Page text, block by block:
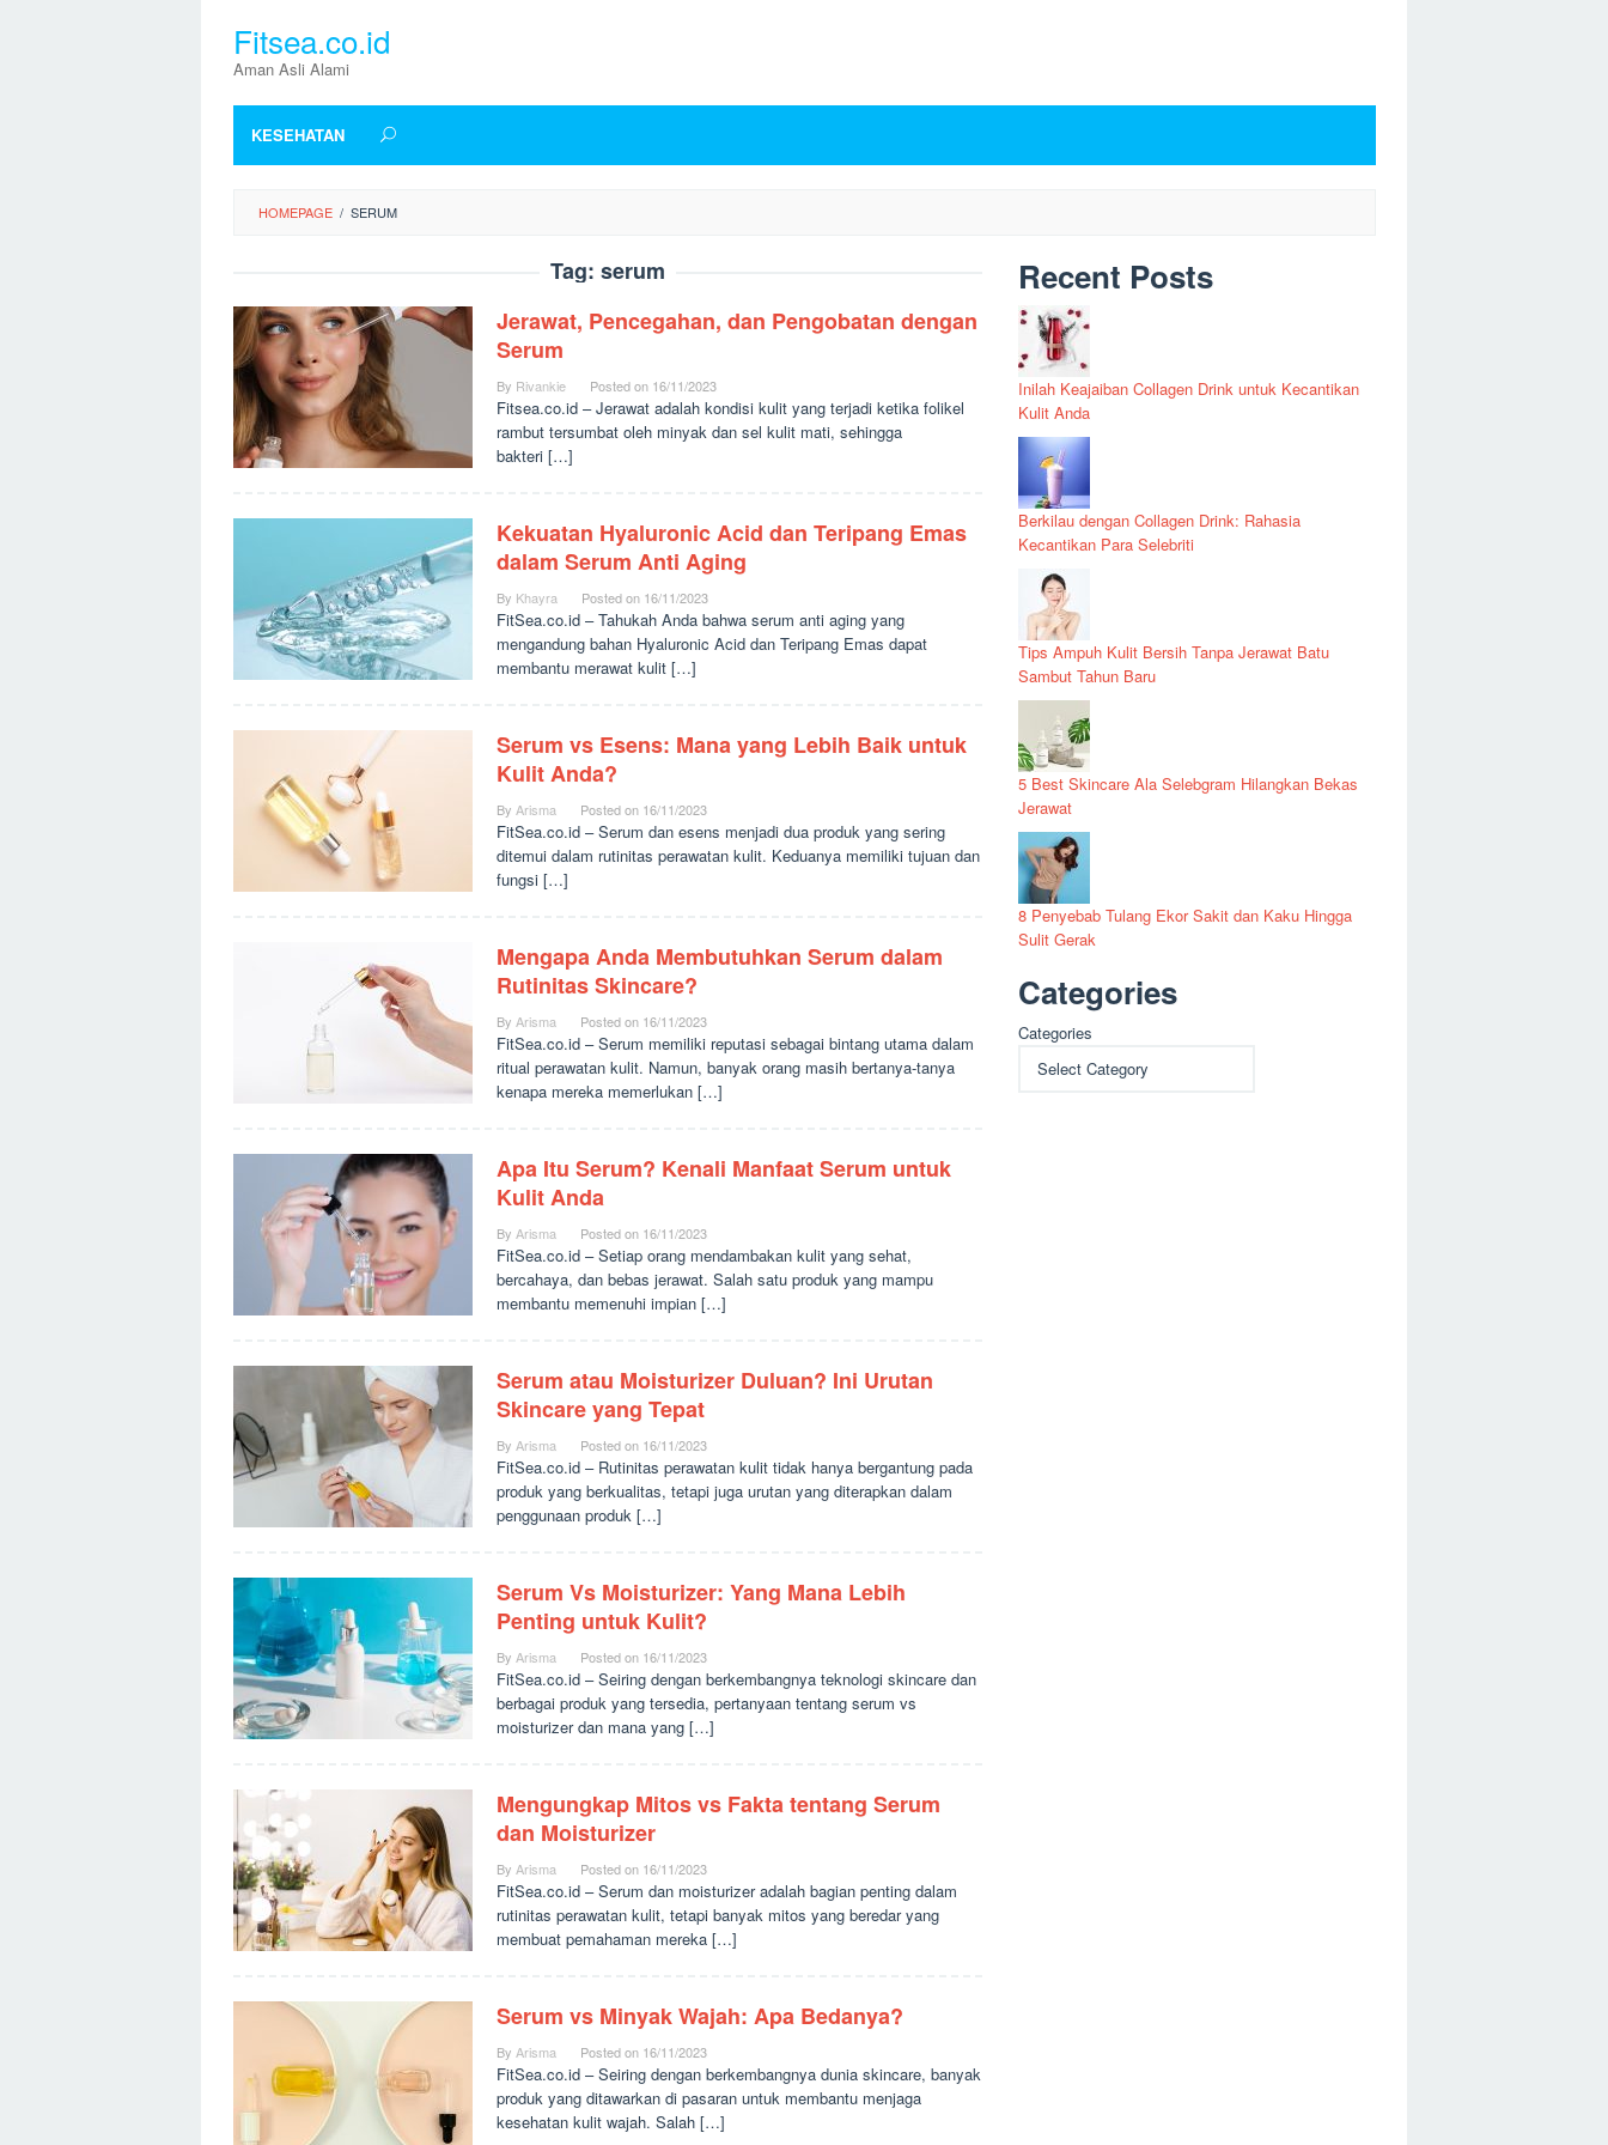
contentFitsea.co.id
Aman Asli Alami
KESEHATAN
HOMEPAGE / SERUM
Tag: serum
Jerawat, Pencegahan, dan Pengobatan dengan
Serum
By Rivankie Posted on 16/11/2023
Fitsea.co.id – Jerawat adalah kondisi kulit yang terjadi ketika folikel
rambut tersumbat oleh minyak dan sel kulit mati, sehingga
bakteri […]
Kekuatan Hyaluronic Acid dan Teripang Emas
dalam Serum Anti Aging
By Khayra Posted on 16/11/2023
FitSea.co.id – Tahukah Anda bahwa serum anti aging yang
mengandung bahan Hyaluronic Acid dan Teripang Emas dapat
membantu merawat kulit […]
Serum vs Esens: Mana yang Lebih Baik untuk
Kulit Anda?
By Arisma Posted on 16/11/2023
FitSea.co.id – Serum dan esens menjadi dua produk yang sering
ditemui dalam rutinitas perawatan kulit. Keduanya memiliki tujuan dan
fungsi […]
Mengapa Anda Membutuhkan Serum dalam
Rutinitas Skincare?
By Arisma Posted on 16/11/2023
FitSea.co.id – Serum memiliki reputasi sebagai bintang utama dalam
ritual perawatan kulit. Namun, banyak orang masih bertanya-tanya
kenapa mereka memerlukan […]
Apa Itu Serum? Kenali Manfaat Serum untuk
Kulit Anda
By Arisma Posted on 16/11/2023
FitSea.co.id – Setiap orang mendambakan kulit yang sehat,
bercahaya, dan bebas jerawat. Salah satu produk yang mampu
membantu memenuhi impian […]
Serum atau Moisturizer Duluan? Ini Urutan
Skincare yang Tepat
By Arisma Posted on 16/11/2023
FitSea.co.id – Rutinitas perawatan kulit tidak hanya bergantung pada
produk yang berkualitas, tetapi juga urutan yang diterapkan dalam
penggunaan produk […]
Serum Vs Moisturizer: Yang Mana Lebih
Penting untuk Kulit?
By Arisma Posted on 16/11/2023
FitSea.co.id – Seiring dengan berkembangnya teknologi skincare dan
berbagai produk yang tersedia, pertanyaan tentang serum vs
moisturizer dan mana yang […]
Mengungkap Mitos vs Fakta tentang Serum
dan Moisturizer
By Arisma Posted on 16/11/2023
FitSea.co.id – Serum dan moisturizer adalah bagian penting dalam
rutinitas perawatan kulit, tetapi banyak mitos yang beredar yang
membuat pemahaman mereka […]
Serum vs Minyak Wajah: Apa Bedanya?
By Arisma Posted on 16/11/2023
FitSea.co.id – Seiring dengan berkembangnya dunia skincare, banyak
produk yang ditawarkan di pasaran untuk membantu menjaga
kesehatan kulit wajah. Salah […]
Recent Posts
Inilah Keajaiban Collagen Drink untuk Kecantikan
Kulit Anda
Berkilau dengan Collagen Drink: Rahasia
Kecantikan Para Selebriti
Tips Ampuh Kulit Bersih Tanpa Jerawat Batu
Sambut Tahun Baru
5 Best Skincare Ala Selebgram Hilangkan Bekas
Jerawat
8 Penyebab Tulang Ekor Sakit dan Kaku Hingga
Sulit Gerak
Categories
Categories